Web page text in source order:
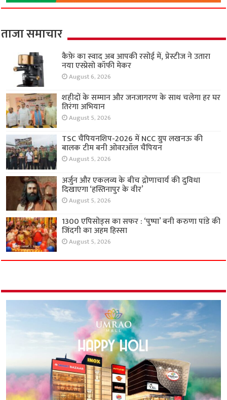
ताजा समाचार
कैफ़े का स्वाद अब आपकी रसोई में, प्रेस्टीज ने उतारा
नया एस्प्रेसो कॉफी मेकर
August 6, 2026
शहीदों के सम्मान और जनजागरण के साथ चलेगा हर घर
तिरंगा अभियान
August 5, 2026
TSC चैंपियनशिप-2026 में NCC ग्रुप लखनऊ की
बालक टीम बनी ओवरऑल चैंपियन
August 5, 2026
अर्जुन और एकलव्य के बीच द्रोणाचार्य की दुविधा
दिखाएगा ‘हस्तिनापुर के वीर’
August 5, 2026
1300 एपिसोड्स का सफर : ‘पुष्पा’ बनी करुणा पांडे की
जिंदगी का अहम हिस्सा
August 5, 2026